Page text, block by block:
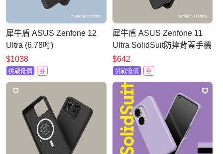
犀牛盾 ASUS Zenfone 12
Ultra (6.78吋)
SolidSuit(MagSafe兼容)磁
吸手機殼
$1038
挑戰低價 券
犀牛盾 ASUS Zenfone 11
Ultra SolidSuit防摔背蓋手機
殼-經典款
$642
挑戰低價 券